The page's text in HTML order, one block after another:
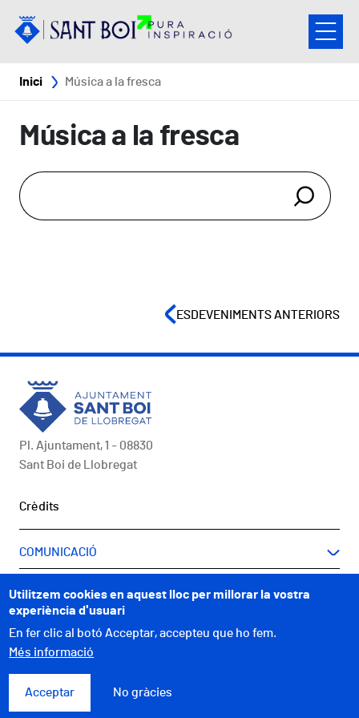
Fil d'ariadna
Inici Música a la fresca
Música a la fresca
ESDEVENIMENTS ANTERIORS
Pl. Ajuntament, 1 - 08830
Sant Boi de Llobregat
Peu
Crèdits
COMUNICACIÓ
A UN CLIC
WEBS MUNICIPALS
Utilitzem cookies en aquest lloc per millorar la vostra
experiència d'usuari
En fer clic al botó Acceptar, accepteu que ho fem.
Més informació
Acceptar No gràcies